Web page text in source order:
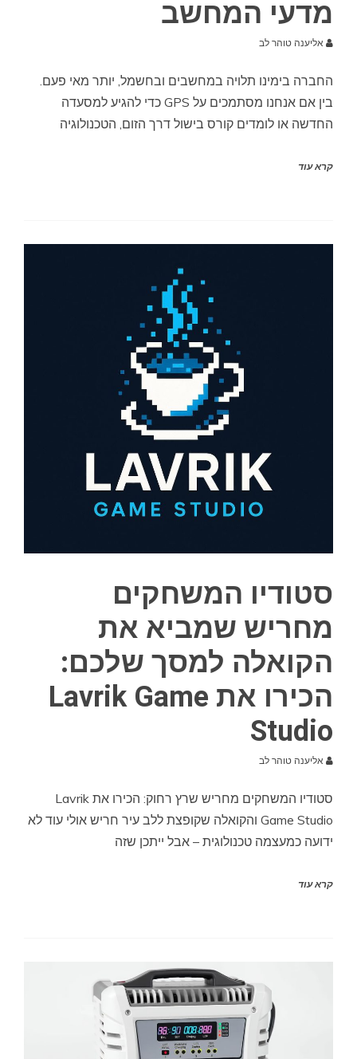
מדעי המחשב
אליענה טוהר לב
החברה בימינו תלויה במחשבים ובחשמל, יותר מאי פעם.
בין אם אנחנו מסתמכים על GPS כדי להגיע למסעדה
החדשה או לומדים קורס בישול דרך הזום, הטכנולוגיה
קרא עוד
סטודיו המשחקים
מחריש שמביא את
הקואלה למסך שלכם:
הכירו את Lavrik Game
Studio
אליענה טוהר לב
סטודיו המשחקים מחריש שרץ רחוק: הכירו את Lavrik
Game Studio והקואלה שקופצת ללב עיר חריש אולי עוד לא
ידועה כמעצמה טכנולוגית – אבל ייתכן שזה
קרא עוד